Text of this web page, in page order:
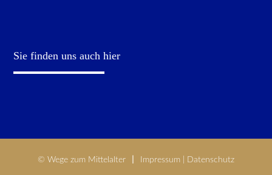
Sie finden uns auch hier
© Wege zum Mittelalter Impressum Datenschutz